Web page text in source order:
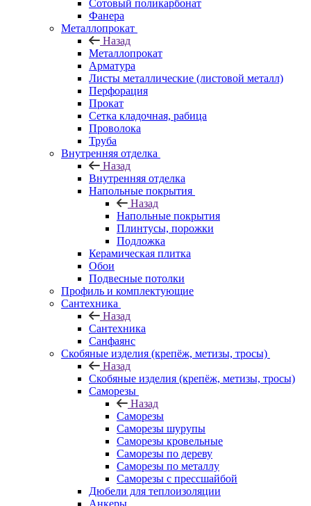
Сотовый поликарбонат
Фанера
Металлопрокат
Назад
Металлопрокат
Арматура
Листы металлические (листовой металл)
Перфорация
Прокат
Сетка кладочная, рабица
Проволока
Труба
Внутренняя отделка
Назад
Внутренняя отделка
Напольные покрытия
Назад
Напольные покрытия
Плинтусы, порожки
Подложка
Керамическая плитка
Обои
Подвесные потолки
Профиль и комплектующие
Сантехника
Назад
Сантехника
Санфаянс
Скобяные изделия (крепёж, метизы, тросы)
Назад
Скобяные изделия (крепёж, метизы, тросы)
Саморезы
Назад
Саморезы
Саморезы шурупы
Саморезы кровельные
Саморезы по дереву
Саморезы по металлу
Саморезы с прессшайбой
Дюбели для теплоизоляции
Анкеры